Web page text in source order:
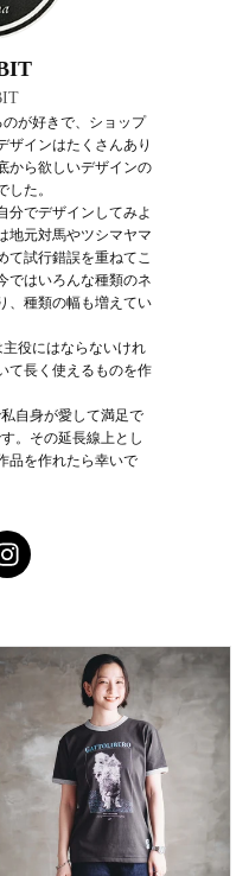
が好きで、ショップ
ザインはたくさんあり
から欲しいデザインの
た。
分でデザインしてみよ
地元対馬やツシマヤマ
て試行錯誤を重ねてこ
ではいろんな種類のネ
、種類の幅も増えてい
役にはならないけれ
て長く使えるものを作
自身が愛して満足で
。その延長線上とし
品を作れたら幸いで